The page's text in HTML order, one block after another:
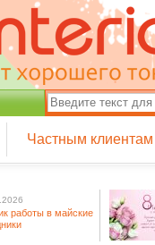
Частным клиентам
работы в майские